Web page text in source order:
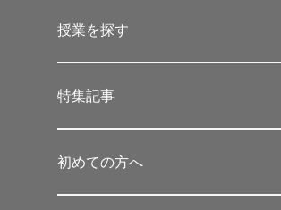
授業を探す
特集記事
初めての方へ